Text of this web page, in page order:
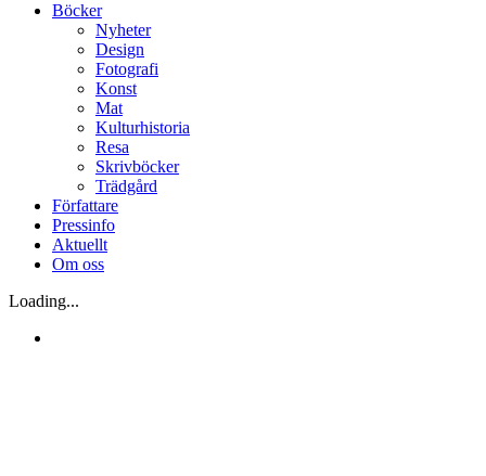
Böcker
Nyheter
Design
Fotografi
Konst
Mat
Kulturhistoria
Resa
Skrivböcker
Trädgård
Författare
Pressinfo
Aktuellt
Om oss
Loading...